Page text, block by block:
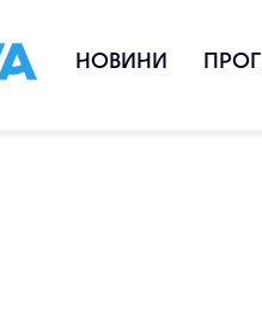
НОВИНИ